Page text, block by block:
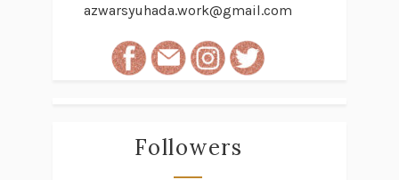
azwarsyuhada.work@gmail.com
Followers